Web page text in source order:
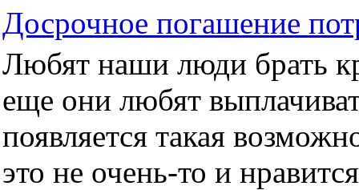
Досрочное погашение
Любят наши люди брать
еще они любят
появляется такая
это не очень-то и